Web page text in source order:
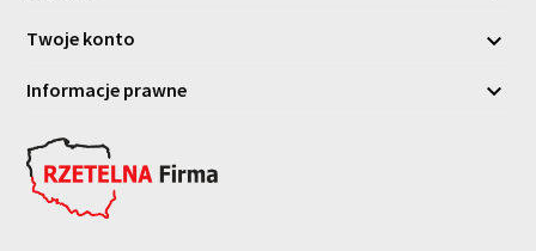
Twoje konto 
Informacje prawne 